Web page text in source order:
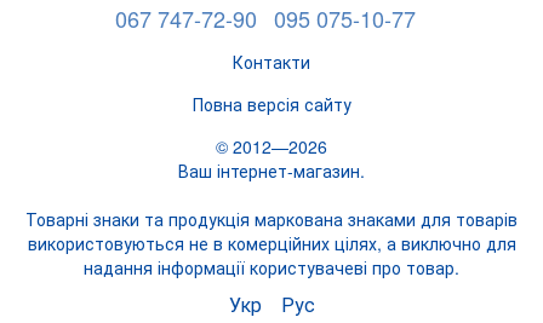
067 747-72-90 095 075-10-77
Контакти
Повна версія сайту
© 2012—2026
Ваш інтернет-магазин.
Товарні знаки та продукція маркована знаками для товарів
використовуються не в комерційних цілях, а виключно для
надання інформації користувачеві про товар.
Укр Рус